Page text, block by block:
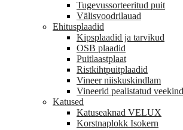
Tugevussorteeritud puit
Välisvoodrilauad
Ehitusplaadid
Kipsplaadid ja tarvikud
OSB plaadid
Puitlaastplaat
Ristkihtpuitplaadid
Vineer niiskuskindlam
Vineerid pealistatud
Katused
Katuseaknad VELUX
Korstnaplokk Isokern